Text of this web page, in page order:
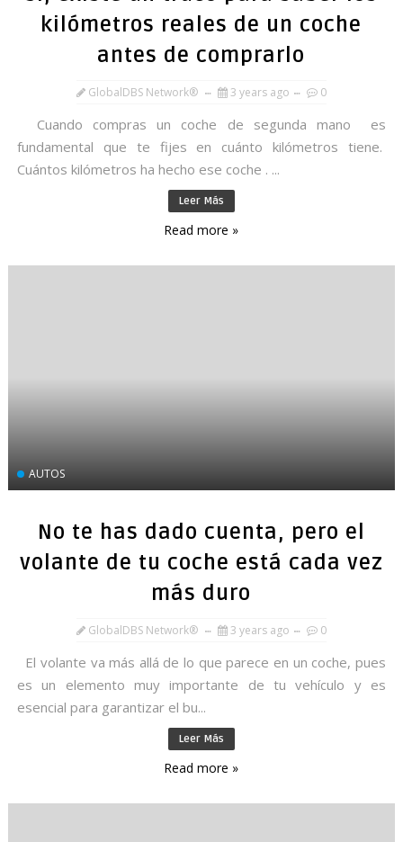
kilómetros reales de un coche
antes de comprarlo
GlobalDBS Network® 3 years ago 0
Cuando compras un coche de segunda mano es
fundamental que te fijes en cuánto kilómetros tiene.
Cuántos kilómetros ha hecho ese coche . ...
Leer Más
Read more »
AUTOS
No te has dado cuenta, pero el
volante de tu coche está cada vez
más duro
GlobalDBS Network® 3 years ago 0
El volante va más allá de lo que parece en un coche, pues
es un elemento muy importante de tu vehículo y es
esencial para garantizar el bu...
Leer Más
Read more »